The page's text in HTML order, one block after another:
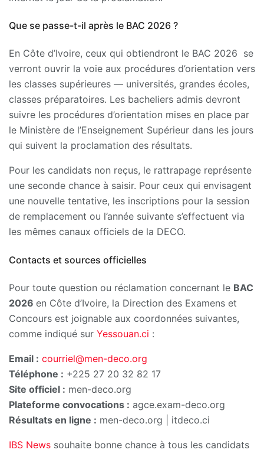
Que se passe-t-il après le BAC 2026 ?
En Côte d’Ivoire, ceux qui obtiendront le BAC 2026 se
verront ouvrir la voie aux procédures d’orientation vers
les classes supérieures — universités, grandes écoles,
classes préparatoires. Les bacheliers admis devront
suivre les procédures d’orientation mises en place par
le Ministère de l’Enseignement Supérieur dans les jours
qui suivent la proclamation des résultats.
Pour les candidats non reçus, le rattrapage représente
une seconde chance à saisir. Pour ceux qui envisagent
une nouvelle tentative, les inscriptions pour la session
de remplacement ou l’année suivante s’effectuent via
les mêmes canaux officiels de la DECO.
Contacts et sources officielles
Pour toute question ou réclamation concernant le BAC
2026 en Côte d’Ivoire, la Direction des Examens et
Concours est joignable aux coordonnées suivantes,
comme indiqué sur Yessouan.ci :
Email : courriel@men-deco.org
Téléphone : +225 27 20 32 82 17
Site officiel : men-deco.org
Plateforme convocations : agce.exam-deco.org
Résultats en ligne : men-deco.org | itdeco.ci
IBS News souhaite bonne chance à tous les candidats